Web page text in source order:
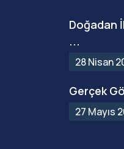
Doğadan
...
28 Nisan
Gerçek
27 Mayıs